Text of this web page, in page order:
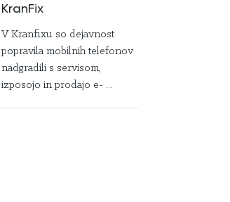
KranFix
V Kranfixu so dejavnost
popravila mobilnih telefonov
nadgradili s servisom,
izposojo in prodajo e- ...